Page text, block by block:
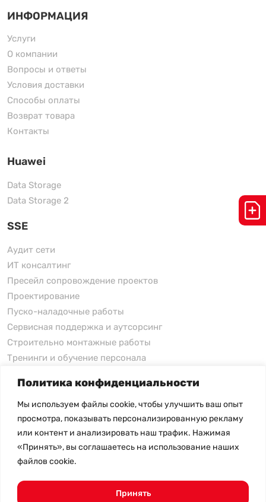
Политика конфиденциальности
Мы используем файлы cookie, чтобы улучшить ваш опыт
просмотра, показывать персонализированную рекламу
или контент и анализировать наш трафик. Нажимая
«Принять», вы соглашаетесь на использование наших
файлов cookie.
Принять
ИНФОРМАЦИЯ
Услуги
О компании
Вопросы и ответы
Условия доставки
Способы оплаты
Возврат товара
Контакты
Huawei
Data Storage
Data Storage 2
SSE
Аудит сети
ИТ консалтинг
Пресейл сопровождение проектов
Проектирование
Пуско-наладочные работы
Сервисная поддержка и аутсорсинг
Строительно монтажные работы
Тренинги и обучение персонала
xFusion
xFusion
xFusion AI Solution
Цены на товары не являются публичной офертой и
- Политика конфиденциальности- Возврат товара